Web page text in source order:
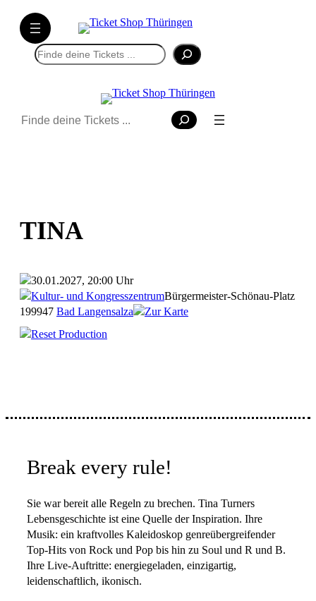
Suchen
Suchen
TINA
30.01.2027, 20:00 Uhr
Kultur- und KongresszentrumBürgermeister-Schönau-Platz
199947 Bad Langensalza
Zur Karte
Reset Production
Break every rule!
Sie war bereit alle Regeln zu brechen. Tina Turners
Lebensgeschichte ist eine Quelle der Inspiration. Ihre
Musik: ein kraftvolles Kaleidoskop genreübergreifender
Top-Hits von Rock und Pop bis hin zu Soul und R und B.
Ihre Live-Auftritte: energiegeladen, einzigartig,
leidenschaftlich, ikonisch.